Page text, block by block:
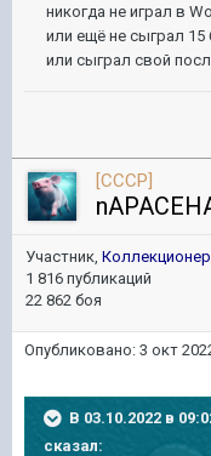
никогда не играл в
или ещё не сыграл 15
или сыграл свой
[CCCP]
Участник, Коллекционер
1 816 публикаций
22 862 боя
Опубликовано: 3 окт
В 03.10.2022 в
сказал: